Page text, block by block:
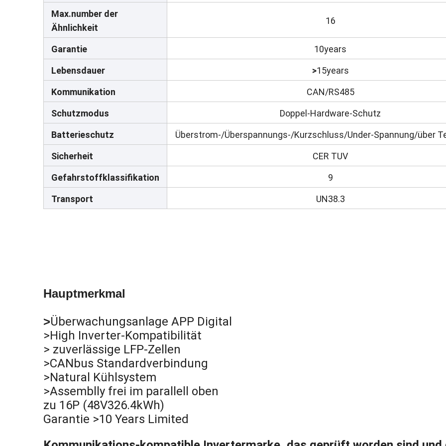
Max.number der
Ähnlichkeit
16
Garantie 10years
Lebensdauer >15years
Kommunikation CAN/RS485
Schutzmodus Doppel-Hardware-Schutz
Batterieschutz Überstrom-/Überspannungs-/Kurzschluss/Under-Spannung/über
Sicherheit CER TUV
Gefahrstoffklassifikation 9
Transport UN38.3
Hauptmerkmal
>Überwachungsanlage APP Digital
>High Inverter-Kompatibilität
> zuverlässige LFP-Zellen
>CANbus Standardverbindung
>Natural Kühlsystem
>Assemblly frei im parallell oben
zu 16P (48V326.4kWh)
Garantie >10 Years Limited